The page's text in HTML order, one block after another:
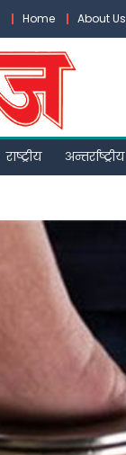
Home About Us
राष्ट्रीय अन्तर्राष्ट्रीय